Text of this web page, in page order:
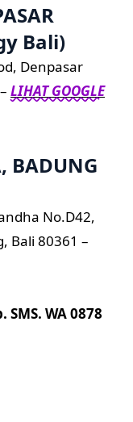
Bali)
Denpasar
LIHAT GOOGLE
BADUNG
No.D42,
Bali 80361 –
WA 0878